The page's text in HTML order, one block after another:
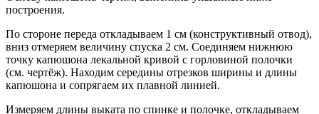
построения.
По стороне переда откладываем 1 см (конструктивный отвод),
вниз отмеряем величину спуска 2 см. Соединяем нижнюю
точку капюшона лекальной кривой с горловиной полочки
(см. чертёж). Находим середины отрезков ширины и длины
капюшона и сопрягаем их плавной линией.
Измеряем длины выката по спинке и полочке, откладываем